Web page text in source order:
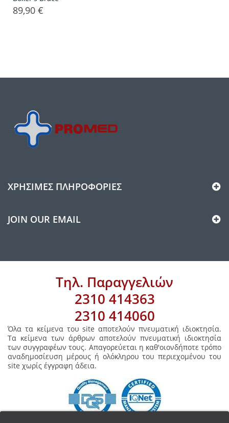
Τιμή
89,90 €
ΧΡΉΣΙΜΕΣ ΠΛΗΡΟΦΟΡΊΕΣ
JOIN OUR EMAIL
Τηλ. Παραγγελιών
2310 414363
2310 414060
Όλα τα κείμενα του site αποτελούν πνευματική ιδιοκτησία.
Τα κείμενα των άρθρων αποτελούν πνευματική ιδιοκτησία
των συγγραφέων τους. Απαγορεύεται η καθ'οιονδήποτε τρόπο
αναδημοσίευση μέρους ή ολόκληρου του περιεχομένου του
site χωρίς έγγραφη άδεια.